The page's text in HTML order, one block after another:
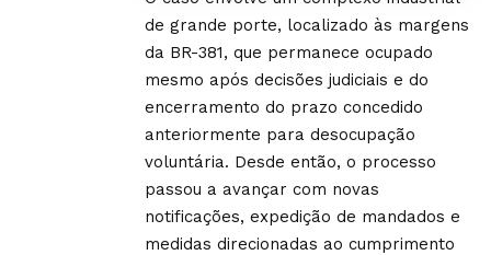
de grande porte, localizado às margens
da BR-381, que permanece ocupado
mesmo após decisões judiciais e do
encerramento do prazo concedido
anteriormente para desocupação
voluntária. Desde então, o processo
passou a avançar com novas
notificações, expedição de mandados e
medidas direcionadas ao cumprimento